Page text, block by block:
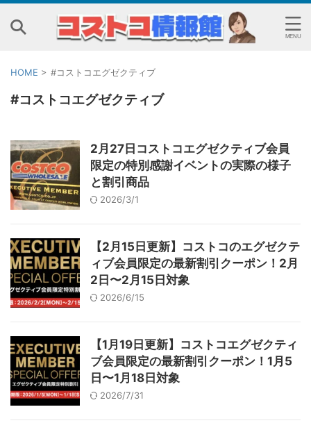
HOME > #コストコエグゼクティブ
#コストコエグゼクティブ
2月27日コストコエグゼクティブ会員
限定の特別感謝イベントの実際の様子
と割引商品
2026/3/1
【2月15日更新】コストコのエグゼクテ
ィブ会員限定の最新割引クーポン！2月
2日〜2月15日対象
2026/6/15
【1月19日更新】コストコエグゼクティ
ブ会員限定の最新割引クーポン！1月5
日〜1月18日対象
2026/7/31